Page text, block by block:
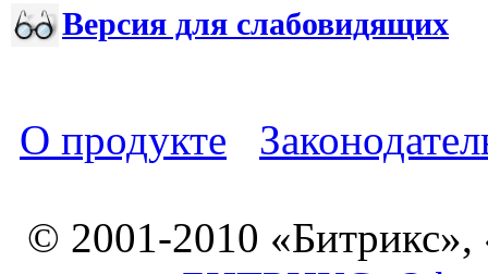
Версия для слабовидящих
О продукте
© 2001-2010 «Битрикс»,